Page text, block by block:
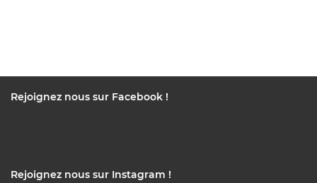
Rejoignez nous sur Facebook !
Rejoignez nous sur Instagram !